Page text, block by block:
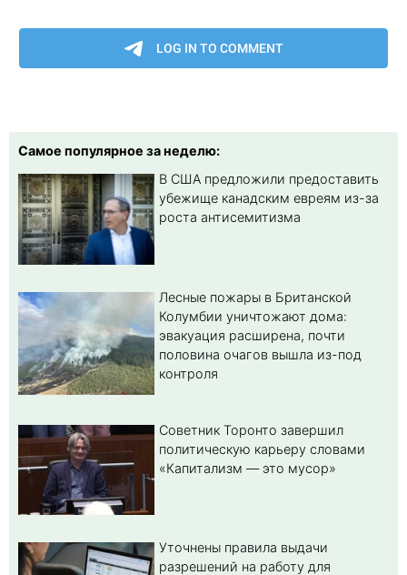
Самое популярное за неделю:
В США предложили предоставить
убежище канадским евреям из-за
роста антисемитизма
Лесные пожары в Британской
Колумбии уничтожают дома:
эвакуация расширена, почти
половина очагов вышла из-под
контроля
Советник Торонто завершил
политическую карьеру словами
«Капитализм — это мусор»
Уточнены правила выдачи
разрешений на работу для